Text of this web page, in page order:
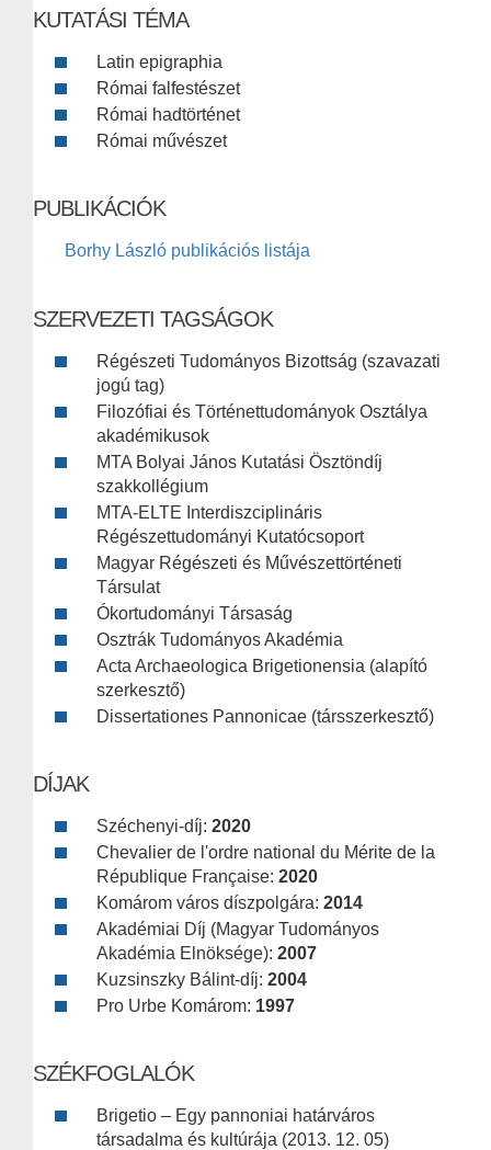
KUTATÁSI TÉMA
Latin epigraphia
Római falfestészet
Római hadtörténet
Római művészet
PUBLIKÁCIÓK
Borhy László publikációs listája
SZERVEZETI TAGSÁGOK
Régészeti Tudományos Bizottság (szavazati
jogú tag)
Filozófiai és Történettudományok Osztálya
akadémikusok
MTA Bolyai János Kutatási Ösztöndíj
szakkollégium
MTA-ELTE Interdiszciplináris
Régészettudományi Kutatócsoport
Magyar Régészeti és Művészettörténeti
Társulat
Ókortudományi Társaság
Osztrák Tudományos Akadémia
Acta Archaeologica Brigetionensia (alapító
szerkesztő)
Dissertationes Pannonicae (társszerkesztő)
DÍJAK
Széchenyi-díj: 2020
Chevalier de l'ordre national du Mérite de la
République Française: 2020
Komárom város díszpolgára: 2014
Akadémiai Díj (Magyar Tudományos
Akadémia Elnöksége): 2007
Kuzsinszky Bálint-díj: 2004
Pro Urbe Komárom: 1997
SZÉKFOGLALÓK
Brigetio – Egy pannoniai határváros
társadalma és kultúrája (2013. 12. 05)